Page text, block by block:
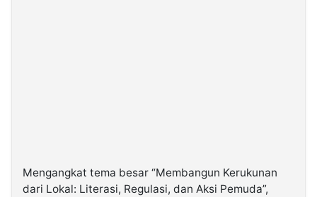
Mengangkat tema besar “Membangun Kerukunan
dari Lokal: Literasi, Regulasi, dan Aksi Pemuda”,